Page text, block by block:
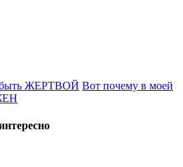
быть ЖЕРТВОЙ Вот почему в моей